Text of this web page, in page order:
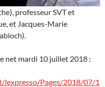
professeur SVT et
et Jacques-Marie
net mardi 10 juillet 2018 :
lexpresso/Pages/2018/07/1